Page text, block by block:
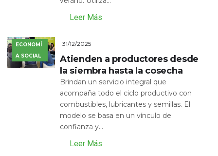
Leer Más
ECONOMÍ
A SOCIAL
31/12/2025
Atienden a productores desde
la siembra hasta la cosecha
Brindan un servicio integral que
acompaña todo el ciclo productivo con
combustibles, lubricantes y semillas. El
modelo se basa en un vínculo de
confianza y...
Leer Más